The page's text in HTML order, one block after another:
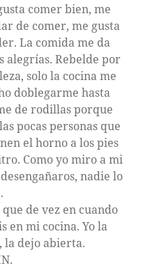
comer bien, me
de comer, me gusta
La comida me da
alegrías. Rebelde por
solo la cocina me
doblegarme hasta
de rodillas porque
pocas personas que
el horno a los pies
Como yo miro a mi
nadie lo
de vez en cuando
en mi cocina. Yo la
la dejo abierta.